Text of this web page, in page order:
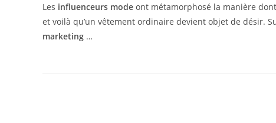
Les influenceurs mode ont métamorphosé la manière
et voilà qu’un vêtement ordinaire devient objet de désir.
marketing …